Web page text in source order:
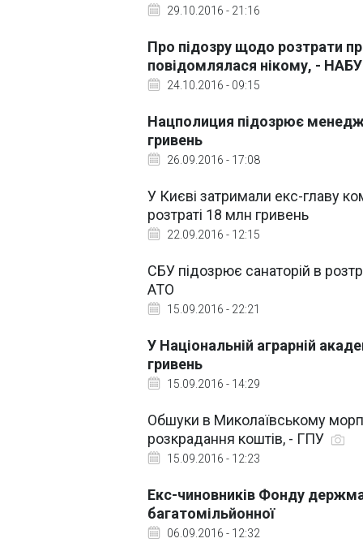
29.10.2016 - 21:16
Про підозру щодо розтрати
повідомлялася нікому, - НАБУ
24.10.2016 - 09:15
Нацполиция підозрює
гривень
26.09.2016 - 17:08
У Києві затримали екс-главу
розтраті 18 млн гривень
22.09.2016 - 12:15
СБУ підозрює санаторій в
АТО
15.09.2016 - 22:21
У Національній аграрній
гривень
15.09.2016 - 14:29
Обшуки в Миколаївському
розкрадання коштів, - ГПУ
15.09.2016 - 12:23
Екс-чиновників Фонду
багатомільйонної
06.09.2016 - 12:32